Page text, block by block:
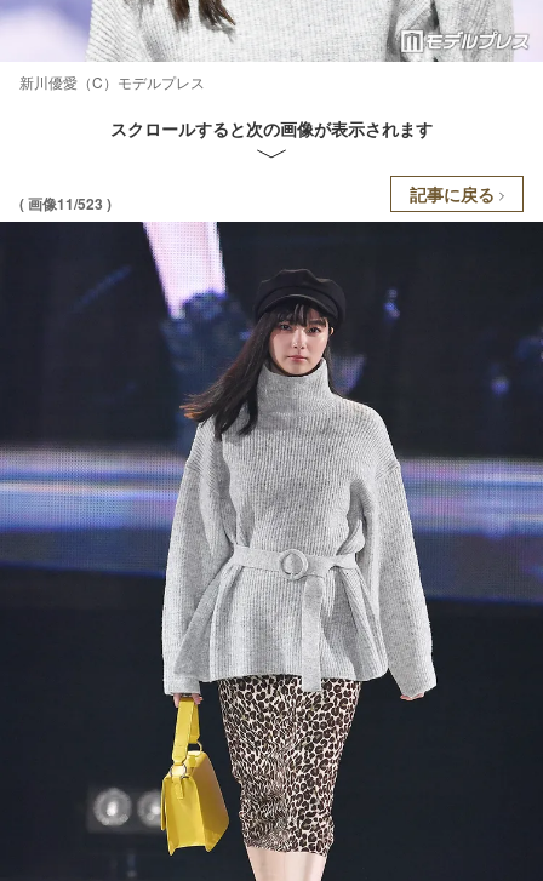
新川優愛（C）モデルプレス
スクロールすると次の画像が表示されます
( 画像11/523 ) 記事に戻る